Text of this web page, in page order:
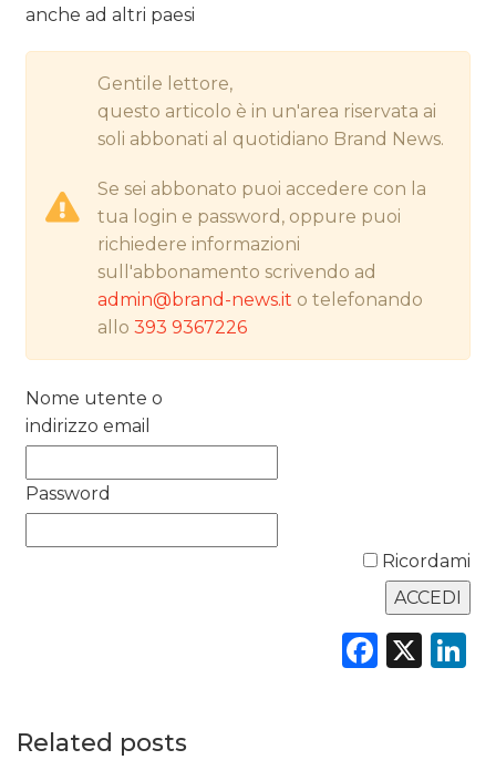
DATI
RICERCHE
PREVISIONI/SCENARI
NORMATIVE
TREND
OPINIONI
anche ad altri paesi
Gentile lettore,
questo articolo è in un'area riservata ai
soli abbonati al quotidiano Brand News.
Se sei abbonato puoi accedere con la
tua login e password, oppure puoi
richiedere informazioni
sull'abbonamento scrivendo ad
admin@brand-news.it o telefonando
allo393 9367226
Nome utente o
indirizzo email
Password
Ricordami
X
Related posts